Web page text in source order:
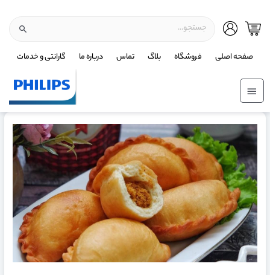
صفحه اصلی فروشگاه بلاگ تماس درباره ما گارانتی و خدمات